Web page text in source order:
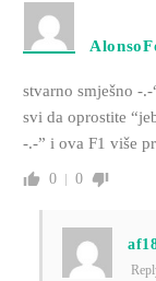
stvarno smješno -
svi da oprostite
-.-” i ova F1 više
0 0